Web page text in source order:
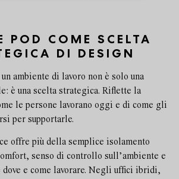
POD COME SCELTA
DI DESIGN
ambiente di lavoro non è solo una
è una scelta strategica. Riflette la
le persone lavorano oggi e di come gli
per supportarle.
offre più della semplice isolamento
senso di controllo sull’ambiente e
e come lavorare. Negli uffici ibridi,